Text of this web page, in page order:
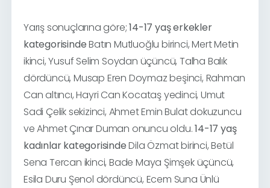
Yarış sonuçlarına göre;14-17 yaş erkekler
kategorisindeBatın Mutluoğlu birinci, Mert Metin
ikinci, Yusuf Selim Soydan üçüncü, Talha Balık
dördüncü, Musap Eren Doymaz beşinci, Rahman
Can altıncı, Hayri Can Kocataş yedinci, Umut
Sadi Çelik sekizinci, Ahmet Emin Bulat dokuzuncu
ve Ahmet Çınar Duman onuncu oldu.14-17 yaş
kadınlar kategorisindeDila Özmat birinci, Betül
Sena Tercan ikinci, Bade Maya Şimşek üçüncü,
Esila Duru Şenol dördüncü, Ecem Suna Ünlü